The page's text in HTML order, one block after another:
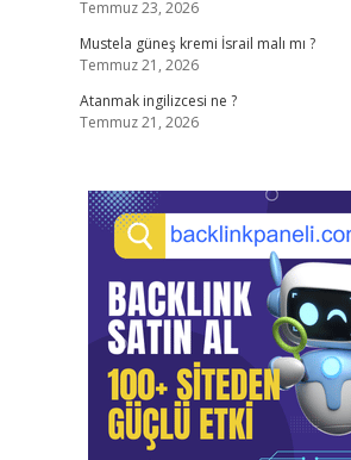
Temmuz 23, 2026
Mustela güneş kremi İsrail malı mı ?
Temmuz 21, 2026
Atanmak ingilizcesi ne ?
Temmuz 21, 2026